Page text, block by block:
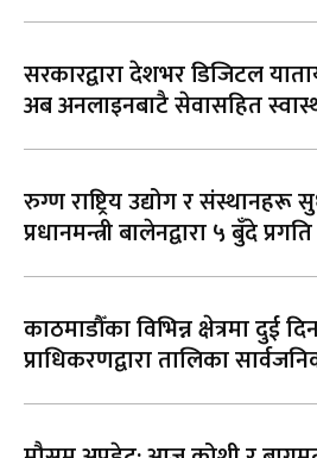
सरकारद्वारा देशभर डिजिटल
अब अनलाइनबाटै सेवासहित
रुग्ण राष्ट्रिय उद्योग र संस्थानहरू
प्रधानमन्त्री बालेनद्वारा ५ बुँदे
काठमाडौँका विभिन्न क्षेत्रमा दुई
प्राधिकरणद्वारा तालिका